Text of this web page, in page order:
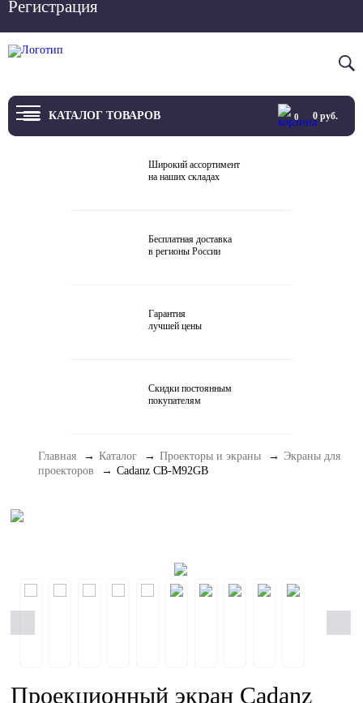
Регистрация
Вход
КАТАЛОГ ТОВАРОВ
Виниловые проигрыватели
Домашние кинотеатры
Портативный Hi-Fi
0 0руб.
Широкий ассортимент
на наших складах
Бесплатная доставка
в регионы России
Гарантия
лучшей цены
Скидки постоянным
покупателям
Главная Каталог Проекторы и экраны
Экраны для
проекторов
Cadanz CB-M92GB
Проекционный экран Cadanz